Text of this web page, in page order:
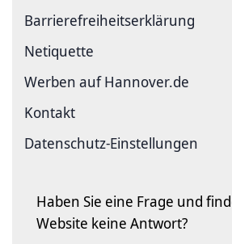
Barriere­freiheits­erklärung
Netiquette
Werben auf Hannover.de
Kontakt
Datenschutz-Einstellungen
Haben Sie eine Frage und
Website keine Antwort?